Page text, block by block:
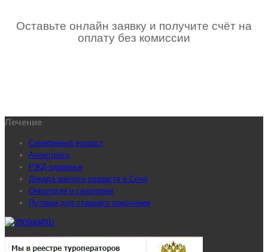
Оставьте онлайн заявку и получите счёт на
оплату без комиссии
Лечение
Серебряный возраст
Антистресс
РЖД-здоровье
Декада зрелого возраста в Сочи
Онкология и санатории
Путевки для старшего поколения